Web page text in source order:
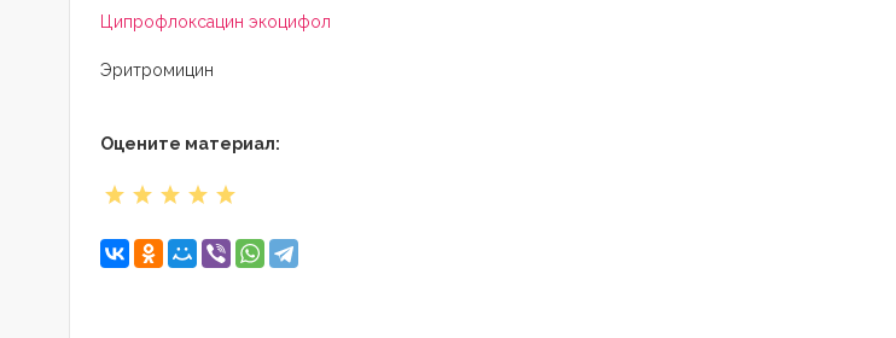
Ципрофлоксацин экоцифол
Эритромицин
Оцените материал: